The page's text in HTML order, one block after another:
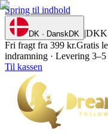
Spring til indhold
DK · DanskDK |DKK
Fri fragt fra 399 kr.Gratis
indramning · Levering 3–5
Til kassen